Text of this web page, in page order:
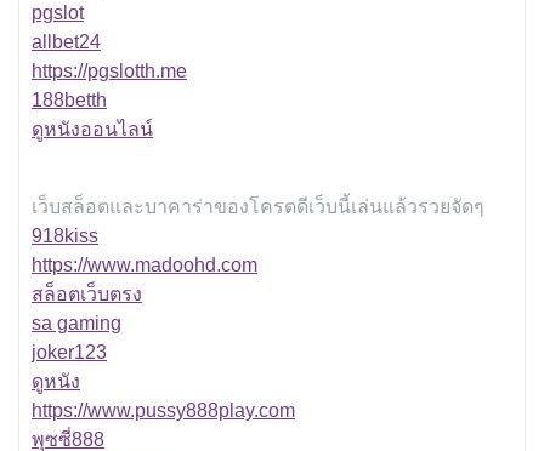
pgslot
allbet24
https://pgslotth.me
188betth
ดูหนังออนไลน์
เว็บสล็อตและบาคาร่าของโครตดีเว็บนี้เล่นแล้วรวยจัดๆ
918kiss
https://www.madoohd.com
สล็อตเว็บตรง
sa gaming
joker123
ดูหนัง
https://www.pussy888play.com
พุซซี่888